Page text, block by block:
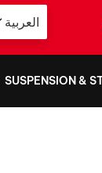
العربية
SUSPENSION &